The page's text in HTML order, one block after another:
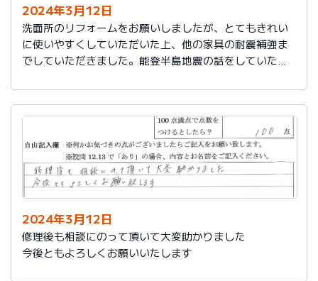
2024年3月12日
洗面所のリフォームをお願いしましたが、とてもきれい
に使いやすくしていただいた上、他の家具の耐震補強ま
でしていただきました。能登半島地震の話をしていたか
からいに嬉しく思いました。
2024年3月12日
修理後も相談にのって頂いて大変助かりました
今後ともよろしくお願いいたします